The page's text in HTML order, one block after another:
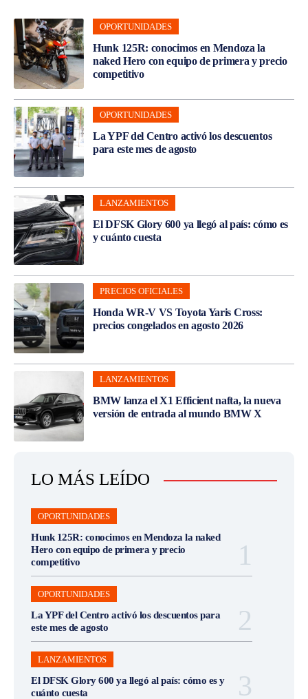
OPORTUNIDADES
Hunk 125R: conocimos en Mendoza la
naked Hero con equipo de primera y precio
competitivo
OPORTUNIDADES
La YPF del Centro activó los descuentos
para este mes de agosto
LANZAMIENTOS
El DFSK Glory 600 ya llegó al país: cómo es
y cuánto cuesta
PRECIOS OFICIALES
Honda WR-V VS Toyota Yaris Cross:
precios congelados en agosto 2026
LANZAMIENTOS
BMW lanza el X1 Efficient nafta, la nueva
versión de entrada al mundo BMW X
LO MÁS LEÍDO
OPORTUNIDADES
Hunk 125R: conocimos en Mendoza la naked
Hero con equipo de primera y precio
competitivo
OPORTUNIDADES
La YPF del Centro activó los descuentos para
este mes de agosto
LANZAMIENTOS
El DFSK Glory 600 ya llegó al país: cómo es y
cuánto cuesta